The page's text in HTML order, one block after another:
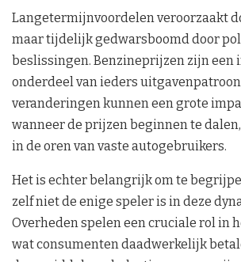
Langetermijnvoordelen veroorzaakt
maar tijdelijk gedwarsboomd door
beslissingen. Benzineprijzen zijn een
onderdeel van ieders
veranderingen kunnen een grote
wanneer de prijzen beginnen te
in de oren van vaste autogebruikers.
Het is echter belangrijk om te
zelf niet de enige speler is in deze
Overheden spelen een cruciale rol in
wat consumenten daadwerkelijk